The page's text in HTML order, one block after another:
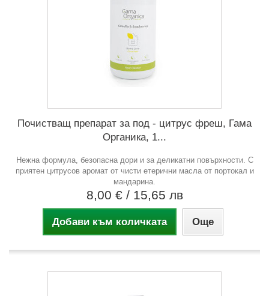
Почистващ препарат за под - цитрус фреш, Гама
Органика, 1...
Нежна формула, безопасна дори и за деликатни повърхности. С
приятен цитрусов аромат от чисти етерични масла от портокал и
мандарина.
8,00 € / 15,65 лв
Добави към количката Още